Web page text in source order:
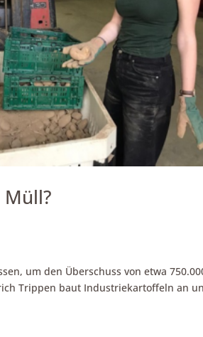
um den Überschuss von etwa
Trippen baut Industriekartoffeln an